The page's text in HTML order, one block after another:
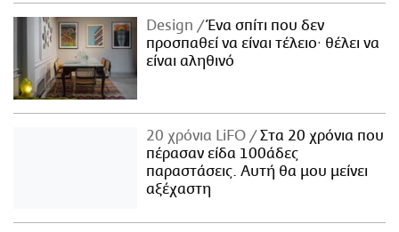
Design
Ένα σπίτι που δεν
προσπαθεί να είναι τέλειο· θέλει να
είναι αληθινό
20 χρόνια LiFO
Στα 20 χρόνια που
πέρασαν είδα 100άδες
παραστάσεις. Αυτή θα μου μείνει
αξέχαστη